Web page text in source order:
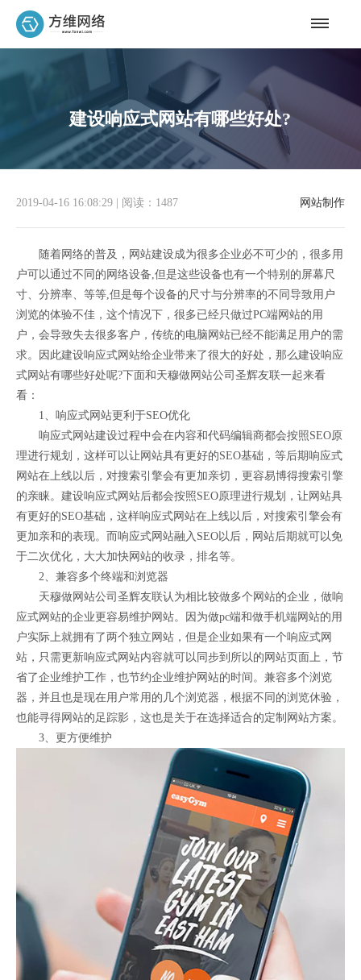
建设响应式网站有哪些好处?
网站制作
2019-04-16 16:08:29 阅读：1487
随着网络的普及，网站建设成为很多企业必不可少的，很多用
户可以通过不同的网络设备,但是这些设备也有一个特别的屏幕尺
寸、分辨率、等等,但是每个设备的尺寸与分辨率的不同导致用户
浏览的体验不佳，这个情况下，很多已经只做过PC端网站的用
户，会导致失去很多客户，传统的电脑网站已经不能满足用户的需
求。因此建设响应式网站给企业带来了很大的好处，那么建设响应
式网站有哪些好处呢?下面和天穆做网站公司圣辉友联一起来看
看：
1、响应式网站更利于SEO优化
响应式网站建设过程中会在内容和代码编辑商都会按照SEO原
理进行规划，这样可以让网站具有更好的SEO基础，等后期响应式
网站在上线以后，对搜索引擎会有更加亲切，更容易博得搜索引擎
的亲睐。建设响应式网站后都会按照SEO原理进行规划，让网站具
有更好的SEO基础，这样响应式网站在上线以后，对搜索引擎会有
更加亲和的表现。而响应式网站融入SEO以后，网站后期就可以免
于二次优化，大大加快网站的收录，排名等。
2、兼容多个终端和浏览器
天穆做网站公司圣辉友联认为相比较做多个网站的企业，做响
应式网站的企业更容易维护网站。因为做pc端和做手机端网站的用
户实际上就拥有了两个独立网站，但是企业如果有一个响应式网
站，只需更新响应式网站内容就可以同步到所以的网站页面上，节
省了企业维护工作，也节约企业维护网站的时间。兼容多个浏览
器，并且也是现在用户常用的几个浏览器，根据不同的浏览休验，
也能寻得网站的足踪影，这也是关于在选择适合的定制网站方案。
3、更方便维护